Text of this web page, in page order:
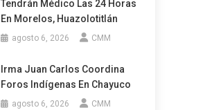
Tendrán Médico Las 24 Horas
En Morelos, Huazolotitlán
agosto 6, 2026 CMM
Irma Juan Carlos Coordina
Foros Indígenas En Chayuco
agosto 6, 2026 CMM